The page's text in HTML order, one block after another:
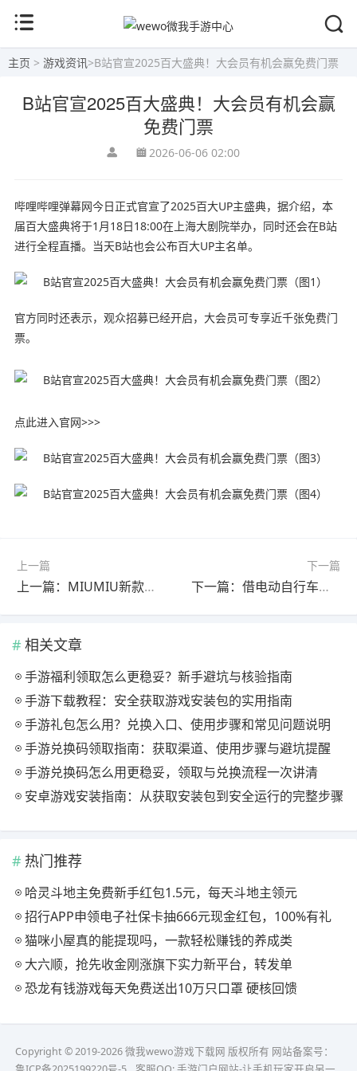
主页 > 游戏资讯>B站官宣2025百大盛典！大会员有机会赢免费门票
B站官宣2025百大盛典！大会员有机会赢
免费门票
2026-06-06 02:00
哔哩哔哩弹幕网今日正式官宣了2025百大UP主盛典，据介绍，本
届百大盛典将于1月18日18:00在上海大剧院举办，同时还会在B站
进行全程直播。当天B站也会公布百大UP主名单。
官方同时还表示，观众招募已经开启，大会员可专享近千张免费门
票。
点此进入官网>>>
上一篇
上一篇：MIUMIU新款围裙售价15.2万 网友：村里大集也能买到
下一篇
下一篇：借电动自行车给朋友 结果发生事故后还得赔朋友1.5万
相关文章
手游福利领取怎么更稳妥？新手避坑与核验指南
手游下载教程：安全获取游戏安装包的实用指南
手游礼包怎么用？兑换入口、使用步骤和常见问题说明
手游兑换码领取指南：获取渠道、使用步骤与避坑提醒
手游兑换码怎么用更稳妥，领取与兑换流程一次讲清
安卓游戏安装指南：从获取安装包到安全运行的完整步骤
热门推荐
哈灵斗地主免费新手红包1.5元，每天斗地主领元
招行APP申领电子社保卡抽666元现金红包，100%有礼
猫咪小屋真的能提现吗，一款轻松赚钱的养成类
大六顺，抢先收金刚涨旗下实力新平台，转发单
恐龙有钱游戏每天免费送出10万只口罩 硬核回馈
Copyright © 2019-2026 微我wewo游戏下载网 版权所有 网站备案号：